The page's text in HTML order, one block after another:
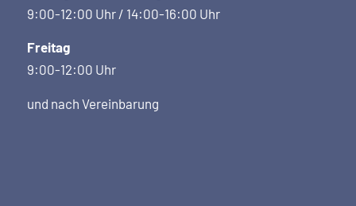
9:00-12:00 Uhr / 14:00-16:00 Uhr
Freitag
9:00-12:00 Uhr
und nach Vereinbarung